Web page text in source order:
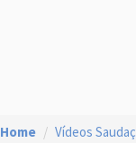
Home Vídeos